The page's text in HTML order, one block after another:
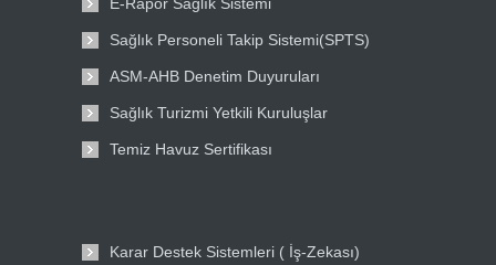
E-Rapor Sağlık Sistemi
Sağlık Personeli Takip Sistemi(SPTS)
ASM-AHB Denetim Duyuruları
Sağlık Turizmi Yetkili Kuruluşlar
Temiz Havuz Sertifikası
Karar Destek Sistemleri ( İş-Zekası)